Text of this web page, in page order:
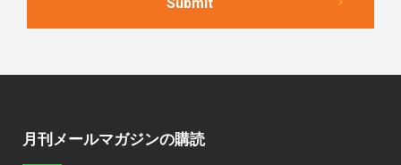
月刊メールマガジンの購読